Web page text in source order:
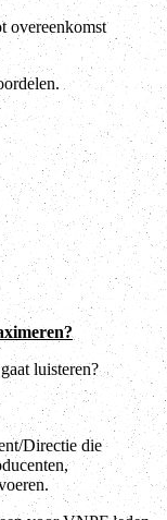
overeenkomst
luisteren?
Directie die